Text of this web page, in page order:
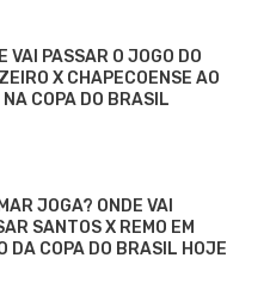
VAI PASSAR O JOGO DO
X CHAPECOENSE AO
NA COPA DO BRASIL
JOGA? ONDE VAI
SANTOS X REMO EM
DA COPA DO BRASIL HOJE